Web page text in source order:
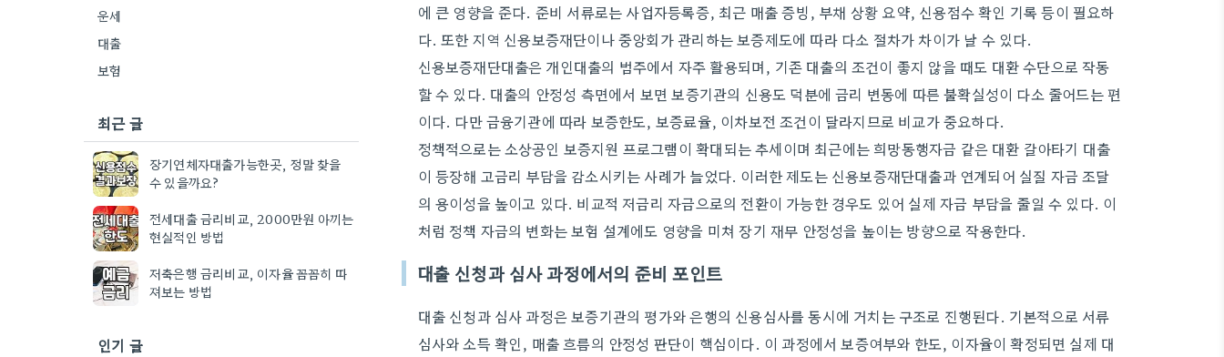
에 큰 영향을 준다. 준비 서류로는 사업자등록증, 최근 매출 증빙, 부채 상황 요약, 신용점수 확인 기록 등이 필요하
다. 또한 지역 신용보증재단이나 중앙회가 관리하는 보증제도에 따라 다소 절차가 차이가 날 수 있다.
신용보증재단대출은 개인대출의 범주에서 자주 활용되며, 기존 대출의 조건이 좋지 않을 때도 대환 수단으로 작동
할 수 있다. 대출의 안정성 측면에서 보면 보증기관의 신용도 덕분에 금리 변동에 따른 불확실성이 다소 줄어드는 편
이다. 다만 금융기관에 따라 보증한도, 보증료율, 이차보전 조건이 달라지므로 비교가 중요하다.
정책적으로는 소상공인 보증지원 프로그램이 확대되는 추세이며 최근에는 희망동행자금 같은 대환 갈아타기 대출
이 등장해 고금리 부담을 감소시키는 사례가 늘었다. 이러한 제도는 신용보증재단대출과 연계되어 실질 자금 조달
의 용이성을 높이고 있다. 비교적 저금리 자금으로의 전환이 가능한 경우도 있어 실제 자금 부담을 줄일 수 있다. 이
처럼 정책 자금의 변화는 보험 설계에도 영향을 미쳐 장기 재무 안정성을 높이는 방향으로 작용한다.
대출 신청과 심사 과정에서의 준비 포인트
대출 신청과 심사 과정은 보증기관의 평가와 은행의 신용심사를 동시에 거치는 구조로 진행된다. 기본적으로 서류
심사와 소득 확인, 매출 흐름의 안정성 판단이 핵심이다. 이 과정에서 보증여부와 한도, 이자율이 확정되면 실제 대
운세
대출
보험
최근 글
장기연체자대출가능한곳, 정말 찾을
수 있을까요?
전세대출 금리비교, 2000만원 아끼는
현실적인 방법
저축은행 금리비교, 이자율 꼼꼼히 따
져보는 방법
인기 글